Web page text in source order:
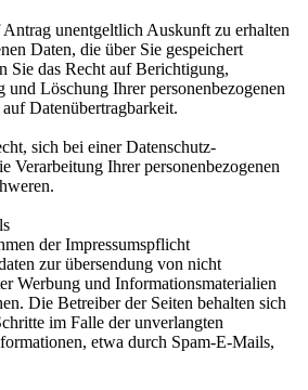
Antrag unentgeltlich Auskunft zu erhalten
Daten, die über Sie gespeichert
Sie das Recht auf Berichtigung,
und Löschung Ihrer personenbezogenen
Datenübertragbarkeit.
sich bei einer Datenschutz-
Verarbeitung Ihrer personenbezogenen
der Impressumspflicht
zur übersendung von nicht
Werbung und Informationsmaterialien
Die Betreiber der Seiten behalten sich
im Falle der unverlangten
etwa durch Spam-E-Mails,